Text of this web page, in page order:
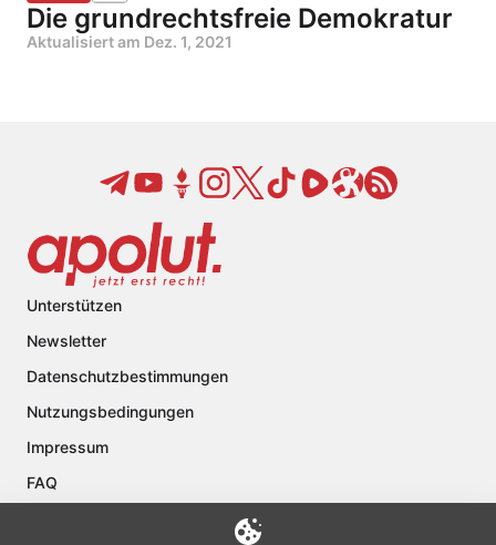
Die grundrechtsfreie Demokratur
Aktualisiert am Dez. 1, 2021
Unterstützen
Newsletter
Datenschutzbestimmungen
Nutzungsbedingungen
Impressum
FAQ